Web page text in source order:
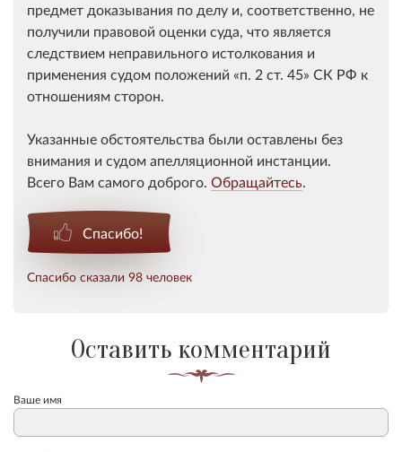
предмет доказывания по делу и, соответственно, не
получили правовой оценки суда, что является
следствием неправильного истолкования и
применения судом положений
п. 2 ст. 45 СК РФ к
отношениям сторон.
Указанные обстоятельства были оставлены без
внимания и судом апелляционной инстанции.
Всего Вам самого доброго. Обращайтесь.
Спасибо!
Спасибо сказали 98 человек
Оставить комментарий
Ваше имя